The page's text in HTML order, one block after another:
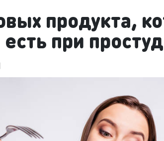
продукта,
при